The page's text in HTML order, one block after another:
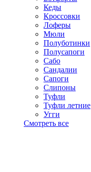
Кеды
Кроссовки
Лоферы
Мюли
Полуботинки
Полусапоги
Сабо
Сандалии
Сапоги
Слипоны
Туфли
Туфли летние
Угги
Смотреть все